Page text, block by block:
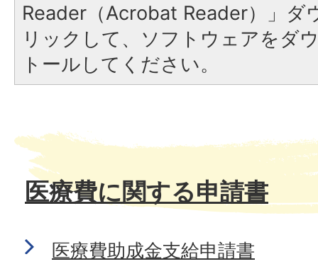
Reader（Acrobat Reader）」ダ
リックして、ソフトウェアをダ
トールしてください。
医療費に関する申請書
医療費助成金支給申請書